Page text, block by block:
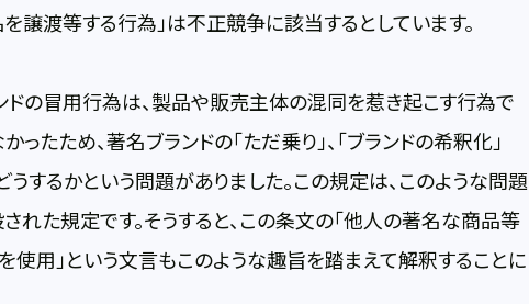
譲渡等する行為」は不正競争に該当するとしています。
ドの冒用行為は、製品や販売主体の混同を惹き起こす行為で
たため、著名ブランドの「ただ乗り」、「ブランドの希釈化」
うするかという問題がありました。この規定は、このような問題
れた規定です。そうすると、この条文の「他人の著名な商品等
使用」という文言もこのような趣旨を踏まえて解釈することに